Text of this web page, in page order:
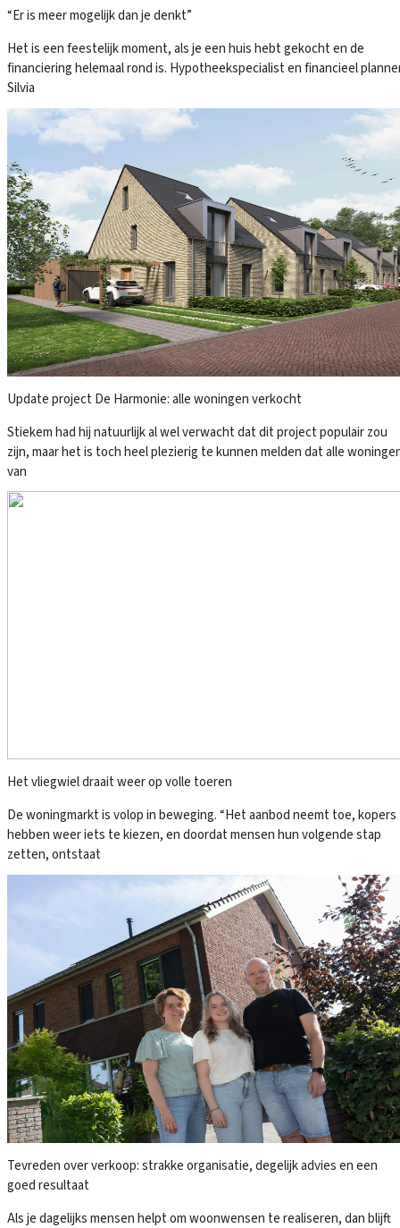
“Er is meer mogelijk dan je denkt”
Het is een feestelijk moment, als je een huis hebt gekocht en de
financiering helemaal rond is. Hypotheekspecialist en financieel
Silvia
Update project De Harmonie: alle woningen verkocht
Stiekem had hij natuurlijk al wel verwacht dat dit project populair zou
zijn, maar het is toch heel plezierig te kunnen melden dat alle
van
Het vliegwiel draait weer op volle toeren
De woningmarkt is volop in beweging. “Het aanbod neemt toe, kopers
hebben weer iets te kiezen, en doordat mensen hun volgende stap
zetten, ontstaat
Tevreden over verkoop: strakke organisatie, degelijk advies en een
goed resultaat
Als je dagelijks mensen helpt om woonwensen te realiseren, dan blijft